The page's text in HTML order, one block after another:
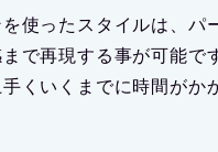
使ったスタイルは、パ
で再現する事が可能で
くいくまでに時間がか